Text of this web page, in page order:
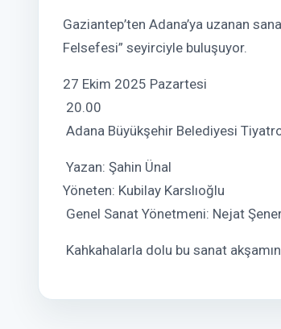
Gaziantep’ten Adana’ya uzanan
Felsefesi” seyirciyle buluşuyor.
27 Ekim 2025 Pazartesi
20.00
Adana Büyükşehir Belediyesi
Yazan: Şahin Ünal
Yöneten: Kubilay Karslıoğlu
Genel Sanat Yönetmeni: Nejat
Kahkahalarla dolu bu sanat